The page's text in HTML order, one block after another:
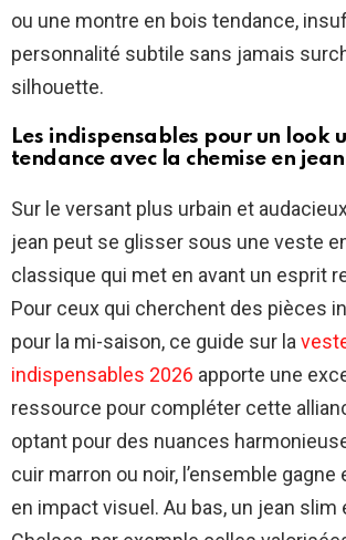
ou une montre en bois tendance,
personnalité subtile sans jamais
silhouette.
Les indispensables pour un look
tendance avec la chemise en jean
Sur le versant plus urbain et
jean peut se glisser sous une veste
classique qui met en avant un esprit
Pour ceux qui cherchent des pièces
pour la mi-saison, ce guide sur la
indispensables 2026 apporte une
ressource pour compléter cette
optant pour des nuances
cuir marron ou noir, l’ensemble
en impact visuel. Au bas, un jean